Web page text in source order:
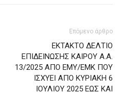
Επόμενο άρθρο
ΕΚΤΑΚΤΟ ΔΕΛΤΙΟ
ΕΠΙΔΕΙΝΩΣΗΣ ΚΑΙΡΟΥ Α.Α.
13/2025 ΑΠΟ ΕΜΥ/ΕΜΚ ΠΟΥ
ΙΣΧΥΕΙ ΑΠΟ ΚΥΡΙΑΚΗ 6
ΙΟΥΛΙΟΥ 2025 ΕΩΣ ΚΑΙ